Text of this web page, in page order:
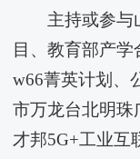
主持或参与
目、教育部产
w66菁英计划、
市万龙台北明珠
才邦5G+工业互